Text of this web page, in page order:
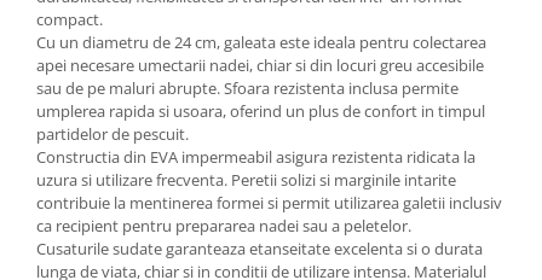
compact.
Cu un diametru de 24 cm, galeata este ideala pentru colectarea
apei necesare umectarii nadei, chiar si din locuri greu accesibile
sau de pe maluri abrupte. Sfoara rezistenta inclusa permite
umplerea rapida si usoara, oferind un plus de confort in timpul
partidelor de pescuit.
Constructia din EVA impermeabil asigura rezistenta ridicata la
uzura si utilizare frecventa. Peretii solizi si marginile intarite
contribuie la mentinerea formei si permit utilizarea galetii inclusiv
ca recipient pentru prepararea nadei sau a peletelor.
Cusaturile sudate garanteaza etanseitate excelenta si o durata
lunga de viata, chiar si in conditii de utilizare intensa. Materialul